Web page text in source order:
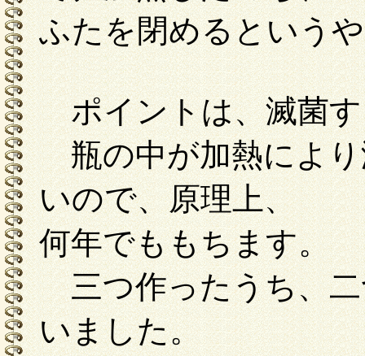
ふたを閉めるという
ポイントは、滅菌す
瓶の中が加熱により
いので、原理上、
何年でももちます。
三つ作ったうち、二
いました。